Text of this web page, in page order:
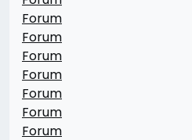
Forum
Forum
Forum
Forum
Forum
Forum
Forum